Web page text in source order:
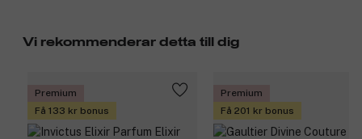
Vi rekommenderar detta till dig
Premium
Få 133 kr bonus
Premium
Få 201 kr bonus